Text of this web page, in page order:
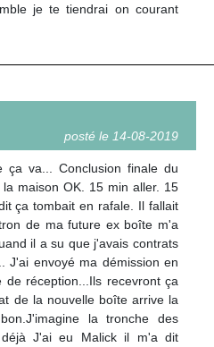
je te tiendrai on courant
posté le 14-08-2019
ça va... Conclusion finale du
maison OK. 15 min aller. 15
ça tombait en rafale. Il fallait
de ma future ex boîte m'a
il a su que j'avais contrats
J'ai envoyé ma démission en
de réception...Ils recevront ça
de la nouvelle boîte arrive la
la tronche des
J'ai eu Malick il m'a dit